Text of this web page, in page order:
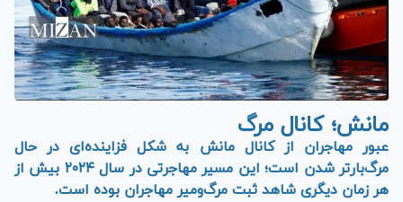
مانش؛ کانال مرگ
عبور مهاجران از کانال مانش به شکل فزاینده‌ای در حال
مرگ‌بارتر شدن است؛ این مسیر مهاجرتی در سال ۲۰۲۴ بیش از
هر زمان دیگری شاهد ثبت مرگ‌ومیر مهاجران بوده است.